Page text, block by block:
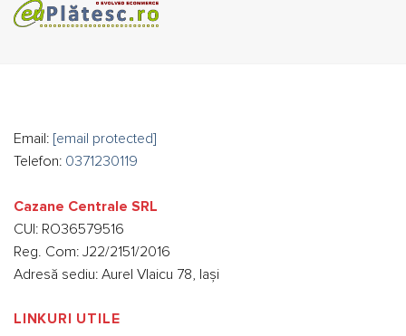
Email: [email protected]
Telefon: 0371230119
Cazane Centrale SRL
CUI: RO36579516
Reg. Com: J22/2151/2016
Adresă sediu: Aurel Vlaicu 78, Iași
LINKURI UTILE